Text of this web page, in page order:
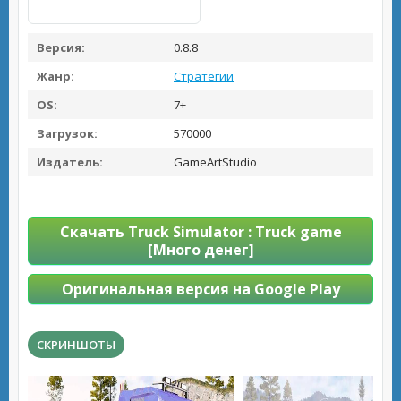
Версия:
0.8.8
Жанр:
Стратегии
OS:
7+
Загрузок:
570000
Издатель:
GameArtStudio
Скачать Truck Simulator : Truck game
[Много денег]
Оригинальная версия на Google Play
СКРИНШОТЫ